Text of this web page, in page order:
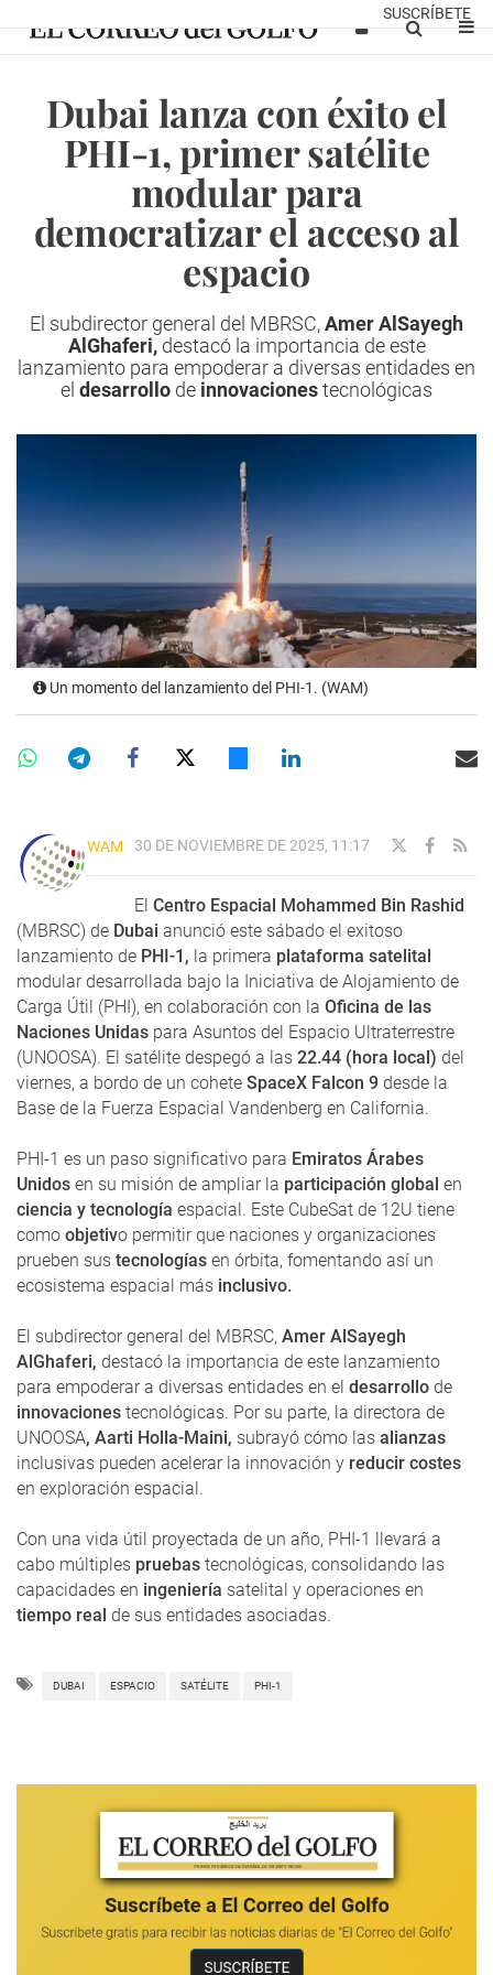
SUSCRÍBETE
Dubai lanza con éxito el
PHI-1, primer satélite
modular para
democratizar el acceso al
espacio
El subdirector general del MBRSC,Amer AlSayegh
AlGhaferi,destacó la importancia de este
lanzamiento para empoderar a diversas entidades en
el desarrollo de innovacionestecnológicas
Un momento del lanzamiento del PHI-1. (WAM)
WAM 30 DE NOVIEMBRE DE 2025, 11:17
El Centro Espacial Mohammed Bin Rashid
(MBRSC) de Dubai anunció este sábado el exitoso
lanzamiento de PHI-1, la primera plataforma satelital
modular desarrollada bajo la Iniciativa de Alojamiento de
Carga Útil (PHI), en colaboración con la Oficina de las
Naciones Unidas para Asuntos del Espacio Ultraterrestre
(UNOOSA). El satélite despegó a las 22.44 (hora local) del
viernes, a bordo de un cohete SpaceX Falcon 9 desde la
Base de la Fuerza Espacial Vandenberg en California.
PHI-1 es un paso significativo para Emiratos Árabes
Unidos en su misión de ampliar la participación global en
ciencia y tecnología espacial. Este CubeSat de 12U tiene
como objetivo permitir que naciones y organizaciones
prueben sus tecnologías en órbita, fomentando así un
ecosistema espacial más inclusivo.
El subdirector general del MBRSC, Amer AlSayegh
AlGhaferi, destacó la importancia de este lanzamiento
para empoderar a diversas entidades en el desarrollo de
innovaciones tecnológicas. Por su parte, la directora de
UNOOSA, Aarti Holla-Maini, subrayó cómo las alianzas
inclusivas pueden acelerar la innovación y reducir costes
en exploración espacial.
Con una vida útil proyectada de un año, PHI-1 llevará a
cabo múltiples pruebas tecnológicas, consolidando las
capacidades en ingeniería satelital y operaciones en
tiempo real de sus entidades asociadas.
DUBAI ESPACIO SATÉLITE PHI-1